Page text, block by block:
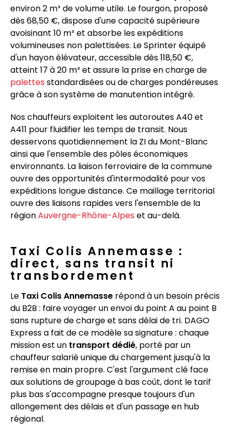
environ 2 m³ de volume utile. Le fourgon, proposé
dès 68,50 €, dispose d'une capacité supérieure
avoisinant 10 m³ et absorbe les expéditions
volumineuses non palettisées. Le Sprinter équipé
d'un hayon élévateur, accessible dès 118,50 €,
atteint 17 à 20 m³ et assure la prise en charge de
palettes standardisées ou de charges pondéreuses
grâce à son système de manutention intégré.
Nos chauffeurs exploitent les autoroutes A40 et
A411 pour fluidifier les temps de transit. Nous
desservons quotidiennement la ZI du Mont-Blanc
ainsi que l'ensemble des pôles économiques
environnants. La liaison ferroviaire de la commune
ouvre des opportunités d'intermodalité pour vos
expéditions longue distance. Ce maillage territorial
ouvre des liaisons rapides vers l'ensemble de la
régionAuvergne-Rhône-Alpes et au-delà.
Taxi Colis Annemasse :
direct, sans transit ni
transbordement
Le Taxi Colis Annemasse répond à un besoin précis
du B2B : faire voyager un envoi du point A au point B
sans rupture de charge et sans délai de tri. DAGO
Express a fait de ce modèle sa signature : chaque
mission est un transport dédié, porté par un
chauffeur salarié unique du chargement jusqu'à la
remise en main propre. C'est l'argument clé face
aux solutions de groupage à bas coût, dont le tarif
plus bas s'accompagne presque toujours d'un
allongement des délais et d'un passage en hub
régional.